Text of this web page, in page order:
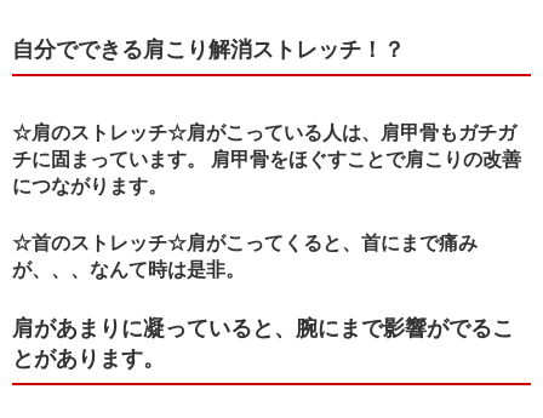
自分でできる肩こり解消ストレッチ！？
☆肩のストレッチ☆肩がこっている人は、肩甲骨もガチガ
チに固まっています。 肩甲骨をほぐすことで肩こりの改善
につながります。
☆首のストレッチ☆肩がこってくると、首にまで痛み
が、、、なんて時は是非。
肩があまりに凝っていると、腕にまで影響がでるこ
とがあります。